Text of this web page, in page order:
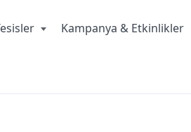
Kampanya & Etkinlikler